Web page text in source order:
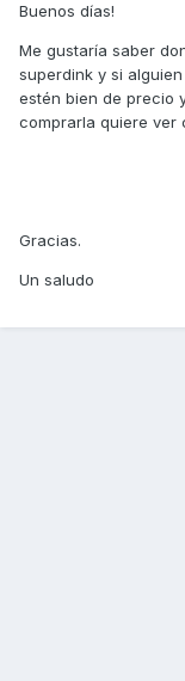
Buenos días!
Me gustaría saber
superdink y si
estén bien de precio
comprarla quiere ver
Gracias.
Un saludo